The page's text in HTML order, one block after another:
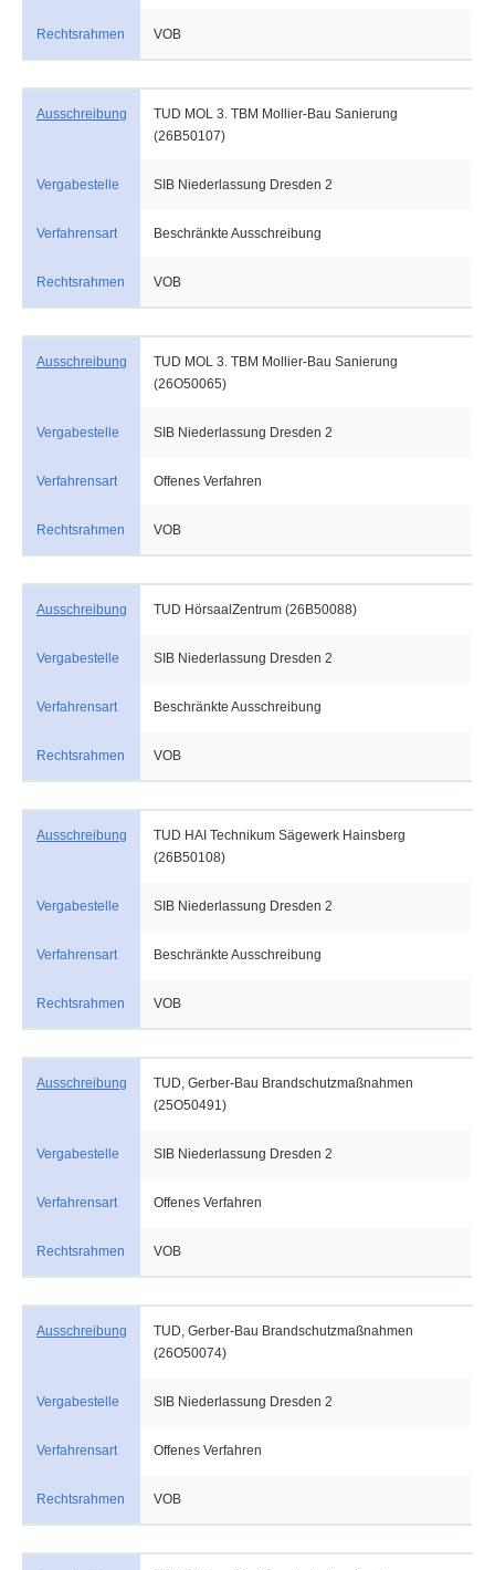
Rechtsrahmen VOB
Ausschreibung
TUD MOL 3. TBM Mollier-Bau Sanierung
(26B50107)
Vergabestelle SIB Niederlassung Dresden 2
Verfahrensart Beschränkte Ausschreibung
Rechtsrahmen VOB
Ausschreibung
TUD MOL 3. TBM Mollier-Bau Sanierung
(26O50065)
Vergabestelle SIB Niederlassung Dresden 2
Verfahrensart Offenes Verfahren
Rechtsrahmen VOB
Ausschreibung TUD HörsaalZentrum (26B50088)
Vergabestelle SIB Niederlassung Dresden 2
Verfahrensart Beschränkte Ausschreibung
Rechtsrahmen VOB
Ausschreibung
TUD HAI Technikum Sägewerk Hainsberg
(26B50108)
Vergabestelle SIB Niederlassung Dresden 2
Verfahrensart Beschränkte Ausschreibung
Rechtsrahmen VOB
Ausschreibung
TUD, Gerber-Bau Brandschutzmaßnahmen
(25O50491)
Vergabestelle SIB Niederlassung Dresden 2
Verfahrensart Offenes Verfahren
Rechtsrahmen VOB
Ausschreibung
TUD, Gerber-Bau Brandschutzmaßnahmen
(26O50074)
Vergabestelle SIB Niederlassung Dresden 2
Verfahrensart Offenes Verfahren
Rechtsrahmen VOB